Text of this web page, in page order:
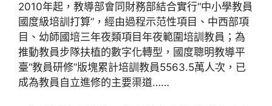
2010年起，教導部會同財務部結合實行“中小學教員
國度級培訓打算”，經由過程示范性項目、中西部項
目、幼師國培三年夜類項目年夜範圍培訓教員；為
推動教員步隊扶植的數字化轉型，國度聰明教導平
臺“教員研修”版塊累計培訓教員5563.5萬人次，已
成為教員自立進修的主要渠道……